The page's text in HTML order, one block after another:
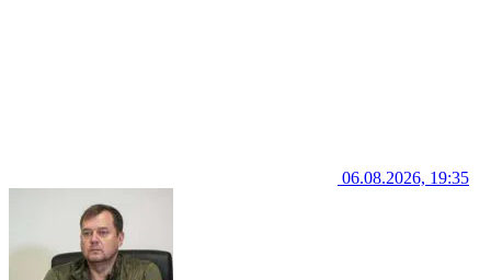
06.08.2026, 19:35